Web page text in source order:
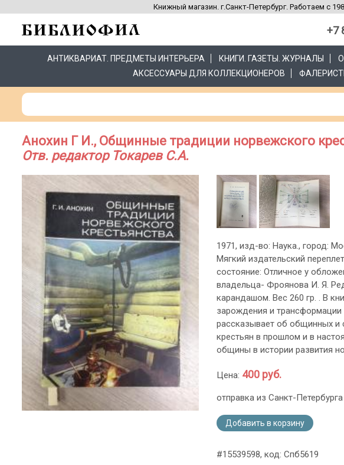
Книжный магазин. г.Санкт-Петербург. Работаем с
+7
АНТИКВАРИАТ. ПРЕДМЕТЫ ИНТЕРЬЕРА КНИГИ. ГАЗЕТЫ. ЖУРНАЛЫ
АКСЕССУАРЫ ДЛЯ КОЛЛЕКЦИОНЕРОВ
Анохин Г И., Общинные традиции норвежского
Отв. редактор Токарев С.А.
1971, изд-во: Наука., город:
Мягкий издательский
состояние: Отличное у
владельца- Фроянова И. Я.
карандашом. Вес 260 гр. . В
зарождения и
рассказывает об общинных и
крестьян в прошлом и в
общины в истории развития
Цена: 400 руб.
отправка из Санкт-Петербурга
Добавить в корзину
#15539598, код: Спб5619